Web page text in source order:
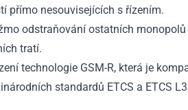
přímo nesouvisejících s řízením.
odstraňování ostatních
tratí.
technologie GSM-R, která je
standardů ETCS a ETCS